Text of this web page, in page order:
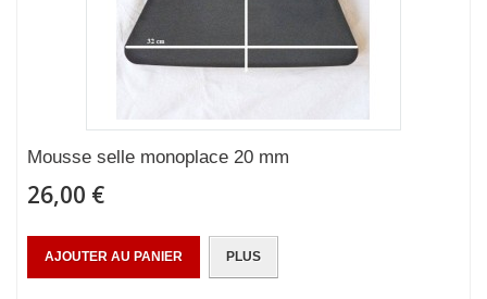
Mousse selle monoplace 20 mm
26,00 €
AJOUTER AU PANIER PLUS